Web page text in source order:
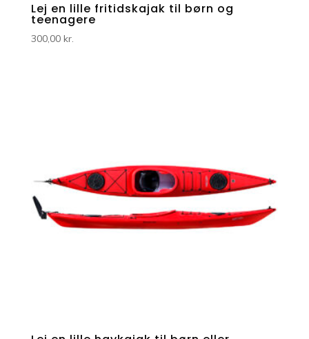
Lej en lille fritidskajak til børn og
teenagere
300,00 kr.